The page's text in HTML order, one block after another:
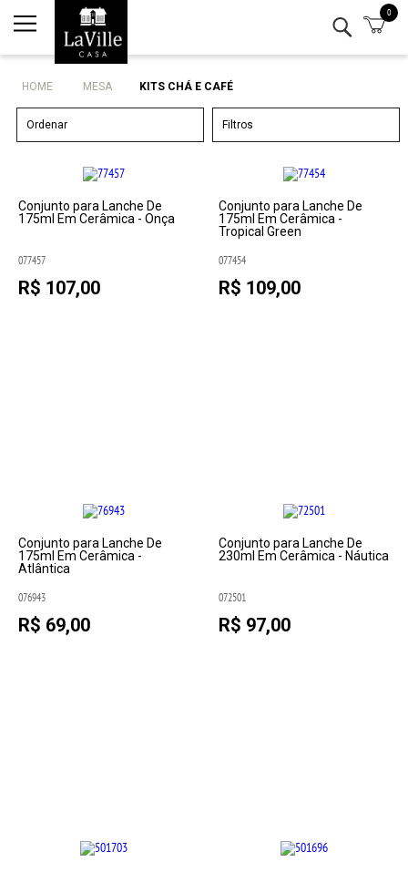
0
Minha conta
Lista de Presentes
HOME MESA KITS CHÁ E CAFÉ
Filtros
Ordenar
Conjunto para Lanche De
175ml Em Cerâmica - Onça
077457
R$ 107,00
Conjunto para Lanche De
175ml Em Cerâmica -
Tropical Green
077454
R$ 109,00
Conjunto para Lanche De
175ml Em Cerâmica -
Atlântica
076943
R$ 69,00
Conjunto para Lanche De
230ml Em Cerâmica - Náutica
072501
R$ 97,00